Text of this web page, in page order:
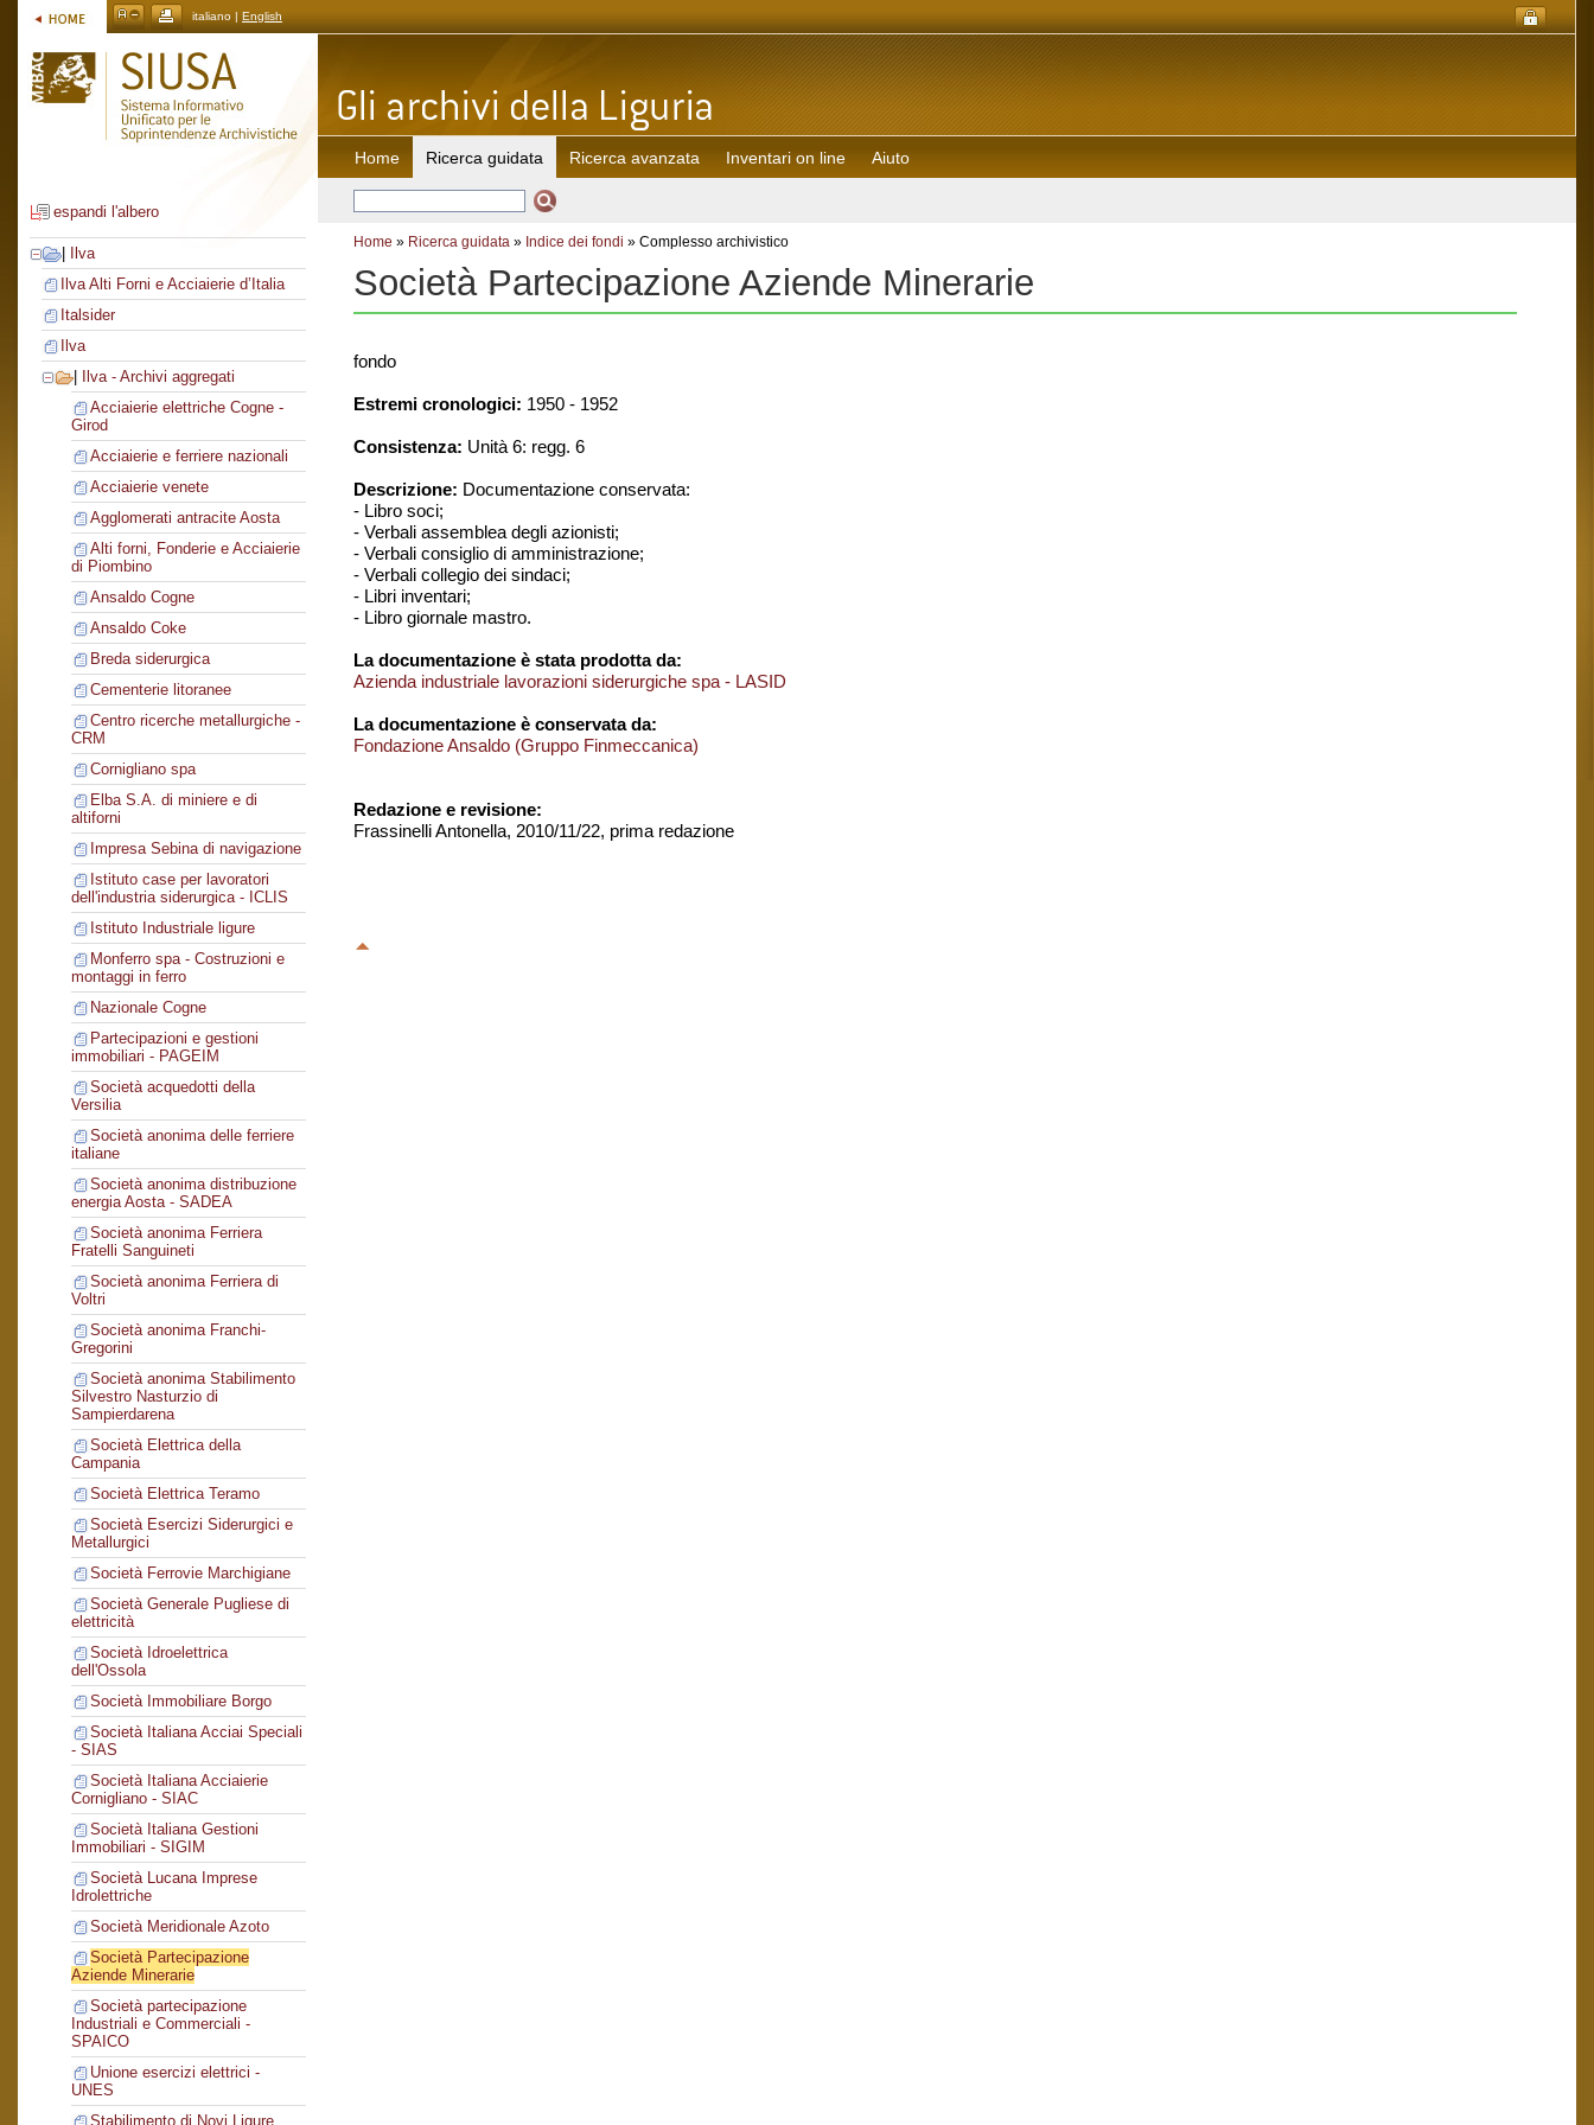
italiano | English
espandi l'albero
Ilva
Ilva Alti Forni e Acciaierie d’Italia
Italsider
Ilva
Ilva - Archivi aggregati
Acciaierie elettriche Cogne -
Girod
Acciaierie e ferriere nazionali
Acciaierie venete
Agglomerati antracite Aosta
Alti forni, Fonderie e Acciaierie
di Piombino
Ansaldo Cogne
Ansaldo Coke
Breda siderurgica
Cementerie litoranee
Centro ricerche metallurgiche -
CRM
Cornigliano spa
Elba S.A. di miniere e di
altiforni
Impresa Sebina di navigazione
Istituto case per lavoratori
dell'industria siderurgica - ICLIS
Istituto Industriale ligure
Monferro spa - Costruzioni e
montaggi in ferro
Nazionale Cogne
Partecipazioni e gestioni
immobiliari - PAGEIM
Società acquedotti della
Versilia
Società anonima delle ferriere
italiane
Società anonima distribuzione
energia Aosta - SADEA
Società anonima Ferriera
Fratelli Sanguineti
Società anonima Ferriera di
Voltri
Società anonima Franchi-
Gregorini
Società anonima Stabilimento
Silvestro Nasturzio di
Sampierdarena
Società Elettrica della
Campania
Società Elettrica Teramo
Società Esercizi Siderurgici e
Metallurgici
Società Ferrovie Marchigiane
Società Generale Pugliese di
elettricità
Società Idroelettrica
dell'Ossola
Società Immobiliare Borgo
Società Italiana Acciai Speciali
- SIAS
Società Italiana Acciaierie
Cornigliano - SIAC
Società Italiana Gestioni
Immobiliari - SIGIM
Società Lucana Imprese
Idrolettriche
Società Meridionale Azoto
Società Partecipazione
Aziende Minerarie
Società partecipazione
Industriali e Commerciali -
SPAICO
Unione esercizi elettrici -
UNES
Stabilimento di Novi Ligure
Home Ricerca guidata Ricerca avanzata Inventari on line Aiuto
Home » Ricerca guidata » Indice dei fondi » Complesso archivistico
Società Partecipazione Aziende Minerarie
fondo
Estremi cronologici: 1950 - 1952
Consistenza: Unità 6: regg. 6
Descrizione: Documentazione conservata:
- Libro soci;
- Verbali assemblea degli azionisti;
- Verbali consiglio di amministrazione;
- Verbali collegio dei sindaci;
- Libri inventari;
- Libro giornale mastro.
La documentazione è stata prodotta da:
Azienda industriale lavorazioni siderurgiche spa - LASID
La documentazione è conservata da:
Fondazione Ansaldo (Gruppo Finmeccanica)
Redazione e revisione:
Frassinelli Antonella, 2010/11/22, prima redazione